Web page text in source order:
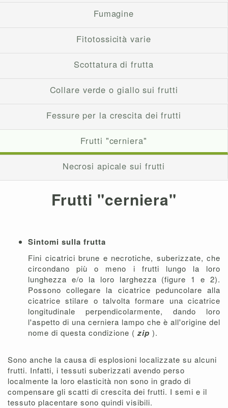
Fumagine
Fitotossicità varie
Scottatura di frutta
Collare verde o giallo sui frutti
Fessure per la crescita dei frutti
Frutti "cerniera"
Necrosi apicale sui frutti
Frutti "cerniera"
Sintomi sulla frutta
Fini cicatrici brune e necrotiche, suberizzate, che
circondano più o meno i frutti lungo la loro
lunghezza e/o la loro larghezza (figure 1 e 2).
Possono collegare la cicatrice peduncolare alla
cicatrice stilare o talvolta formare una cicatrice
longitudinale perpendicolarmente, dando loro
l'aspetto di una cerniera lampo che è all'origine del
nome di questa condizione ( zip ).
Sono anche la causa di esplosioni localizzate su alcuni
frutti. Infatti, i tessuti suberizzati avendo perso
localmente la loro elasticità non sono in grado di
compensare gli scatti di crescita dei frutti. I semi e il
tessuto placentare sono quindi visibili.